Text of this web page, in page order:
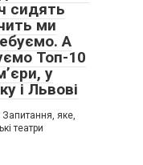
сидять
ми
А
Топ-10
у
і Львові
яке,
театри